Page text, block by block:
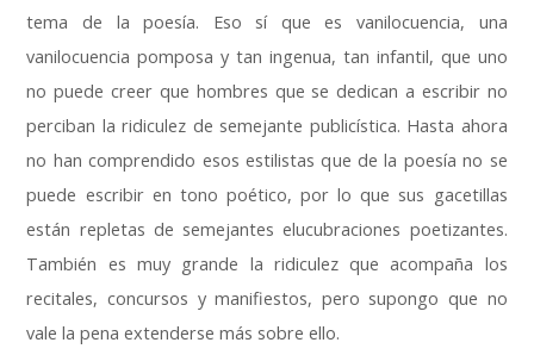
tema de la poesía. Eso sí que es vanilocuencia, una
vanilocuencia pomposa y tan ingenua, tan infantil, que uno
no puede creer que hombres que se dedican a escribir no
perciban la ridiculez de semejante publicística. Hasta ahora
no han comprendido esos estilistas que de la poesía no se
puede escribir en tono poético,por lo que sus gacetillas
están repletas de semejantes elucubraciones poetizantes.
También es muy grande la ridiculez que acompaña los
recitales,concursos y manifiestos, pero supongo que no
vale la pena extenderse más sobre ello.